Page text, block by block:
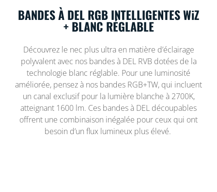
BANDES À DEL RGB INTELLIGENTES WiZ
+ BLANC RÉGLABLE
Découvrez le nec plus ultra en matière d’éclairage
polyvalent avec nos bandes à DEL RVB dotées de la
technologie blanc réglable. Pour une luminosité
améliorée, pensez à nos bandes RGB+TW, qui incluent
un canal exclusif pour la lumière blanche à 2700K,
atteignant 1600 lm. Ces bandes à DEL découpables
offrent une combinaison inégalée pour ceux qui ont
besoin d’un flux lumineux plus élevé.